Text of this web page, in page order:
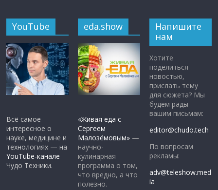
YouTube
Всё самое
интересное о
науке, медицине и
технологиях — на
YouTube-канале
Чудо Техники.
eda.show
«Живая еда с
Сергеем
Малозёмовым» —
научно-
кулинарная
программа о том,
что вредно, а что
полезно.
Напишите
нам
Хотите
поделиться
новостью,
прислать тему
для сюжета? Мы
будем рады
вашим письмам:
editor@chudo.tech
По вопросам
рекламы:
adv@teleshow.med
ia